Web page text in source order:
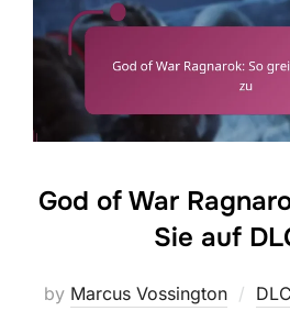
God of War
Sie auf
by Marcus Vossington